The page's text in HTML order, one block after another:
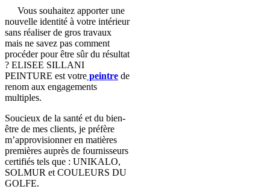
Vous souhaitez apporter une
nouvelle identité à votre intérieur
sans réaliser de gros travaux
mais ne savez pas comment
procéder pour être sûr du résultat
? ELISEE SILLANI
PEINTURE est votre peintre de
renom aux engagements
multiples.
Soucieux de la santé et du bien-
être de mes clients, je préfère
m’approvisionner en matières
premières auprès de fournisseurs
certifiés tels que : UNIKALO,
SOLMUR et COULEURS DU
GOLFE.